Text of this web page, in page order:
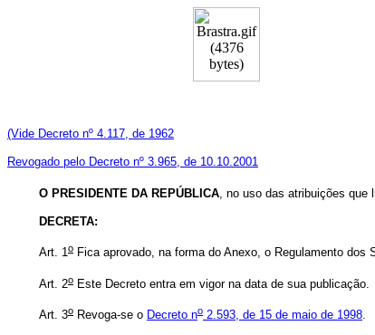
(Vide Decreto nº 4.117, de 1962
Revogado pelo Decreto nº 3.965, de 10.10.2001
O PRESIDENTE DA REPÚBLICA , no uso das atribuições
DECRETA:
Art. 1o Fica aprovado, na forma do Anexo, o Regulamento
Art. 2o Este Decreto entra em vigor na data de sua publicação.
Art. 3o Revoga-se o Decreto no 2.593, de 15 de maio de 1998.